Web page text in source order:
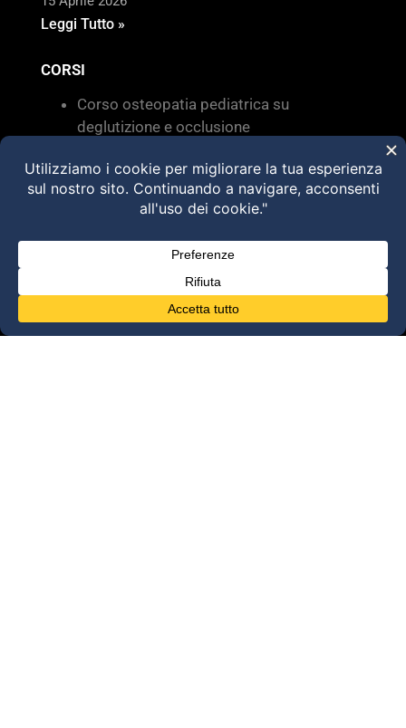
Leggi Tutto »
CORSI
Corso osteopatia pediatrica su
deglutizione e occlusione
disfunzioni dei sistemi di movimento –
Torino 28 MARZO 2026
HVLA – Moduli Clinici – 2026
@2025 Dott. Alessandro Carollo – All rights